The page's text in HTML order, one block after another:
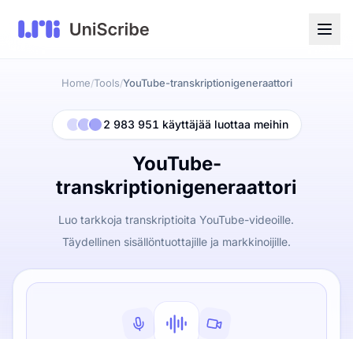
Home/Tools/YouTube-transkriptionigeneraattori
2 983 951 käyttäjää luottaa meihin
YouTube-
transkriptionigeneraattori
Luo tarkkoja transkriptioita YouTube-videoille.
Täydellinen sisällöntuottajille ja markkinoijille.